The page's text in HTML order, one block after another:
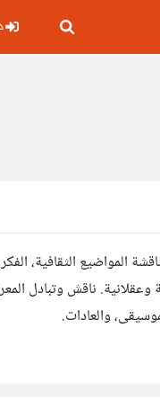
المواضيع الثقافية،
ناقش وتبادل
والعادات.